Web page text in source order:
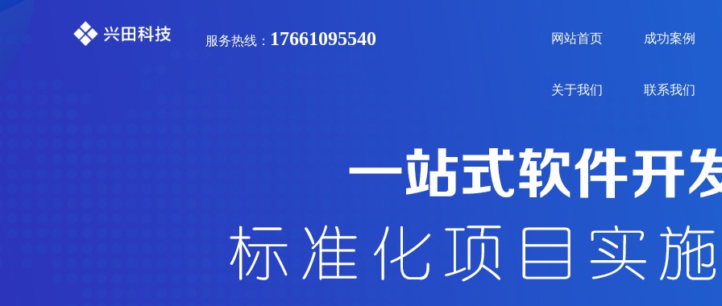
服务热线： 17661095540 网站首页 成功案例
关于我们 联系我们